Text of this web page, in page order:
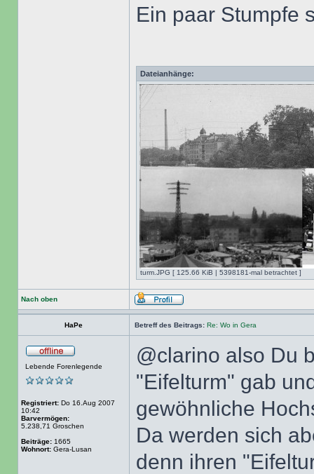
Ein paar Stumpfe
Dateianhänge:
turm.JPG [ 125.66 KiB | 5398181-mal betrachtet ]
Nach oben
HaPe Betreff des Beitrags: Re: Wo in Gera
Lebende Forenlegende
Registriert: Do 16.Aug 2007
10:42
Barvermögen:
5.238,71 Groschen
Beiträge: 1665
Wohnort: Gera-Lusan
@clarino also Du
"Eifelturm" gab
gewöhnliche
Da werden sich
denn ihren